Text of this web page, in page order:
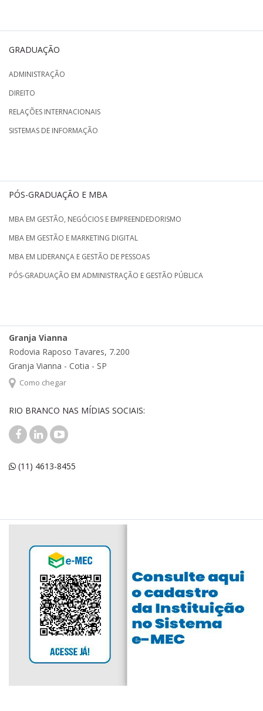
GRADUAÇÃO
ADMINISTRAÇÃO
DIREITO
RELAÇÕES INTERNACIONAIS
SISTEMAS DE INFORMAÇÃO
PÓS-GRADUAÇÃO E MBA
MBA EM GESTÃO, NEGÓCIOS E EMPREENDEDORISMO
MBA EM GESTÃO E MARKETING DIGITAL
MBA EM LIDERANÇA E GESTÃO DE PESSOAS
PÓS-GRADUAÇÃO EM ADMINISTRAÇÃO E GESTÃO PÚBLICA
Granja Vianna
Rodovia Raposo Tavares, 7.200
Granja Vianna - Cotia - SP
Como chegar
RIO BRANCO NAS MÍDIAS SOCIAIS:
(11) 4613-8455